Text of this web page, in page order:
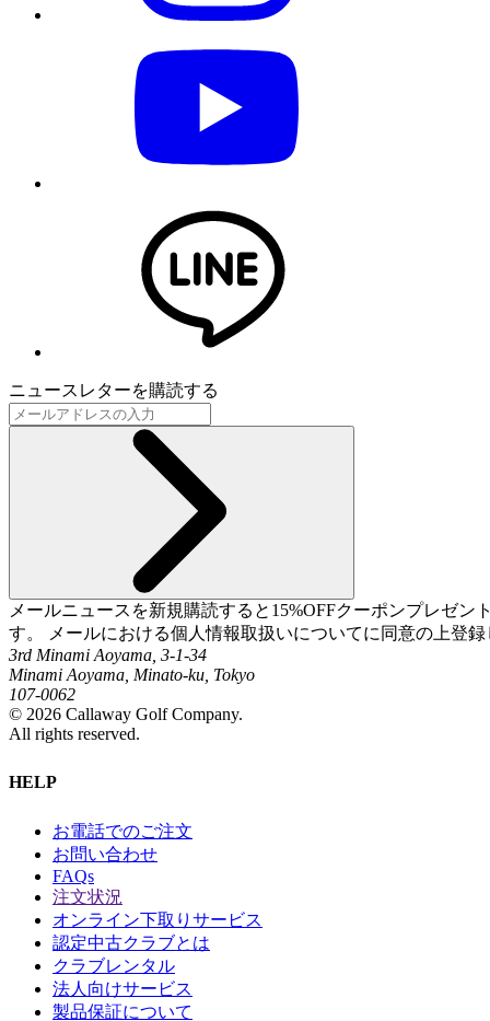
ニュースレターを購読する
メールニュースを新規購読すると15%OFFクーポンプレゼ
す。 メールにおける個人情報取扱いについてに同意の上登
3rd Minami Aoyama, 3-1-34
Minami Aoyama, Minato-ku, Tokyo
107-0062
© 2026 Callaway Golf Company.
All rights reserved.
HELP
お電話でのご注文
お問い合わせ
FAQs
注文状況
オンライン下取りサービス
認定中古クラブとは
クラブレンタル
法人向けサービス
製品保証について